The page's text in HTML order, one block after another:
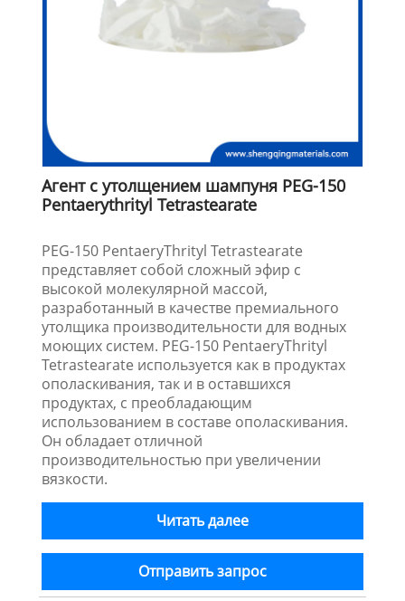
Агент с утолщением шампуня PEG-150
Pentaerythrityl Tetrastearate
PEG-150 PentaeryThrityl Tetrastearate
представляет собой сложный эфир с
высокой молекулярной массой,
разработанный в качестве премиального
утолщика производительности для водных
моющих систем. PEG-150 PentaeryThrityl
Tetrastearate используется как в продуктах
ополаскивания, так и в оставшихся
продуктах, с преобладающим
использованием в составе ополаскивания.
Он обладает отличной
производительностью при увеличении
вязкости.
Читать далее
Отправить запрос